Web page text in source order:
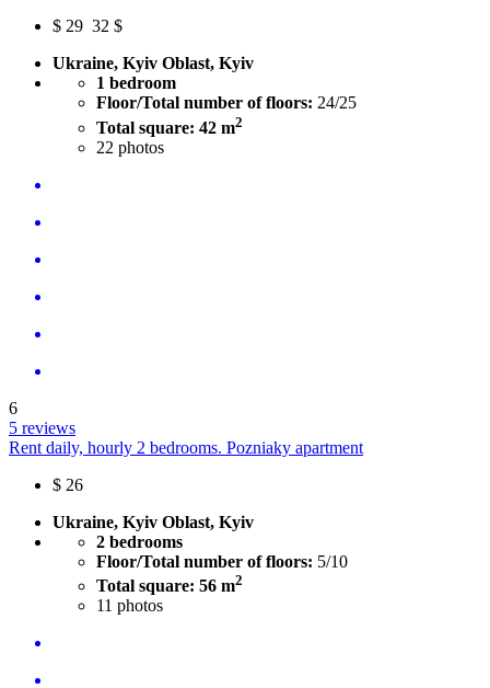
$ 29 32 $
Ukraine, Kyiv Oblast, Kyiv
1 bedroom
Floor/Total number of floors: 24/25
Total square: 42 m2
22 photos
6
5 reviews
Rent daily, hourly 2 bedrooms. Pozniaky apartment
$ 26
Ukraine, Kyiv Oblast, Kyiv
2 bedrooms
Floor/Total number of floors: 5/10
Total square: 56 m2
11 photos